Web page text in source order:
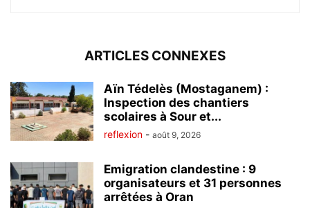
ARTICLES CONNEXES
Aïn Tédelès (Mostaganem) :
Inspection des chantiers
scolaires à Sour et...
reflexion - août 9, 2026
Emigration clandestine : 9
organisateurs et 31 personnes
arrêtées à Oran